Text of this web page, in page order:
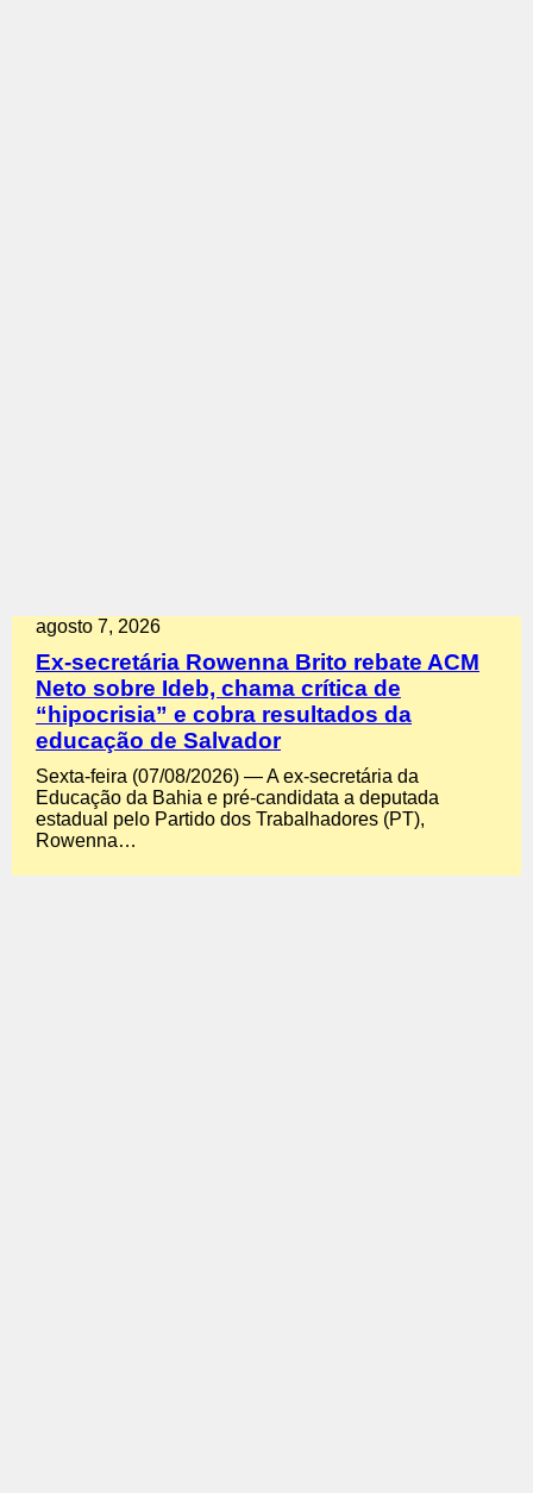
agosto 7, 2026
Ex-secretária Rowenna Brito rebate ACM
Neto sobre Ideb, chama crítica de
“hipocrisia” e cobra resultados da
educação de Salvador
Sexta-feira (07/08/2026) — A ex-secretária da
Educação da Bahia e pré-candidata a deputada
estadual pelo Partido dos Trabalhadores (PT),
Rowenna…